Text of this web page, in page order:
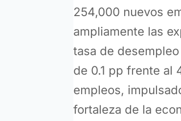
254,000 nuevos
ampliamente las
tasa de
de 0.1 pp frente al
empleos,
fortaleza de la